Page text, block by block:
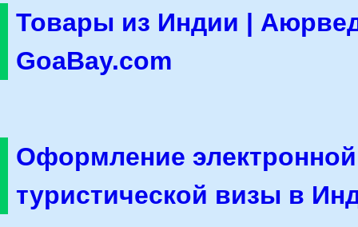
Товары из Индии |
GoaBay.com
Оформление электронной
туристической визы в